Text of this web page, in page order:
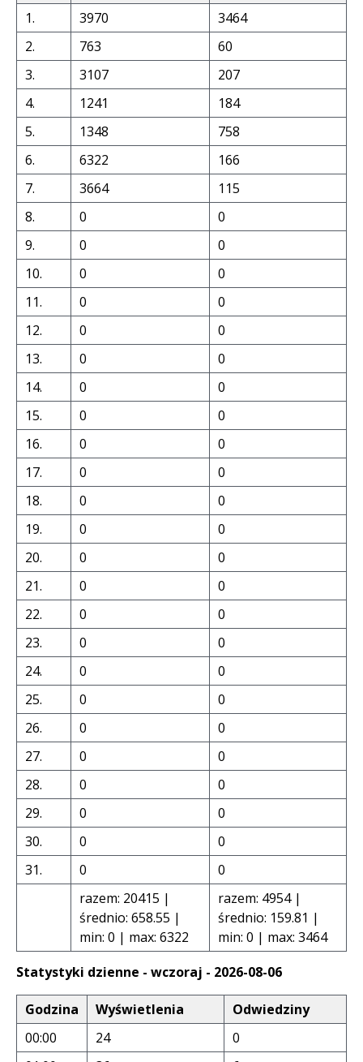
1.
3970
3464
2.
763
60
3.
3107
207
4.
1241
184
5.
1348
758
6.
6322
166
7.
3664
115
8.
0
0
9.
0
0
10.
0
0
11.
0
0
12.
0
0
13.
0
0
14.
0
0
15.
0
0
16.
0
0
17.
0
0
18.
0
0
19.
0
0
20.
0
0
21.
0
0
22.
0
0
23.
0
0
24.
0
0
25.
0
0
26.
0
0
27.
0
0
28.
0
0
29.
0
0
30.
0
0
31.
0
0
razem: 20415 |
średnio: 658.55 |
min: 0 | max: 6322
razem: 4954 |
średnio: 159.81 |
min: 0 | max: 3464
Statystyki dzienne - wczoraj - 2026-08-06
Godzina Wyświetlenia
Odwiedziny
00:00
24
0